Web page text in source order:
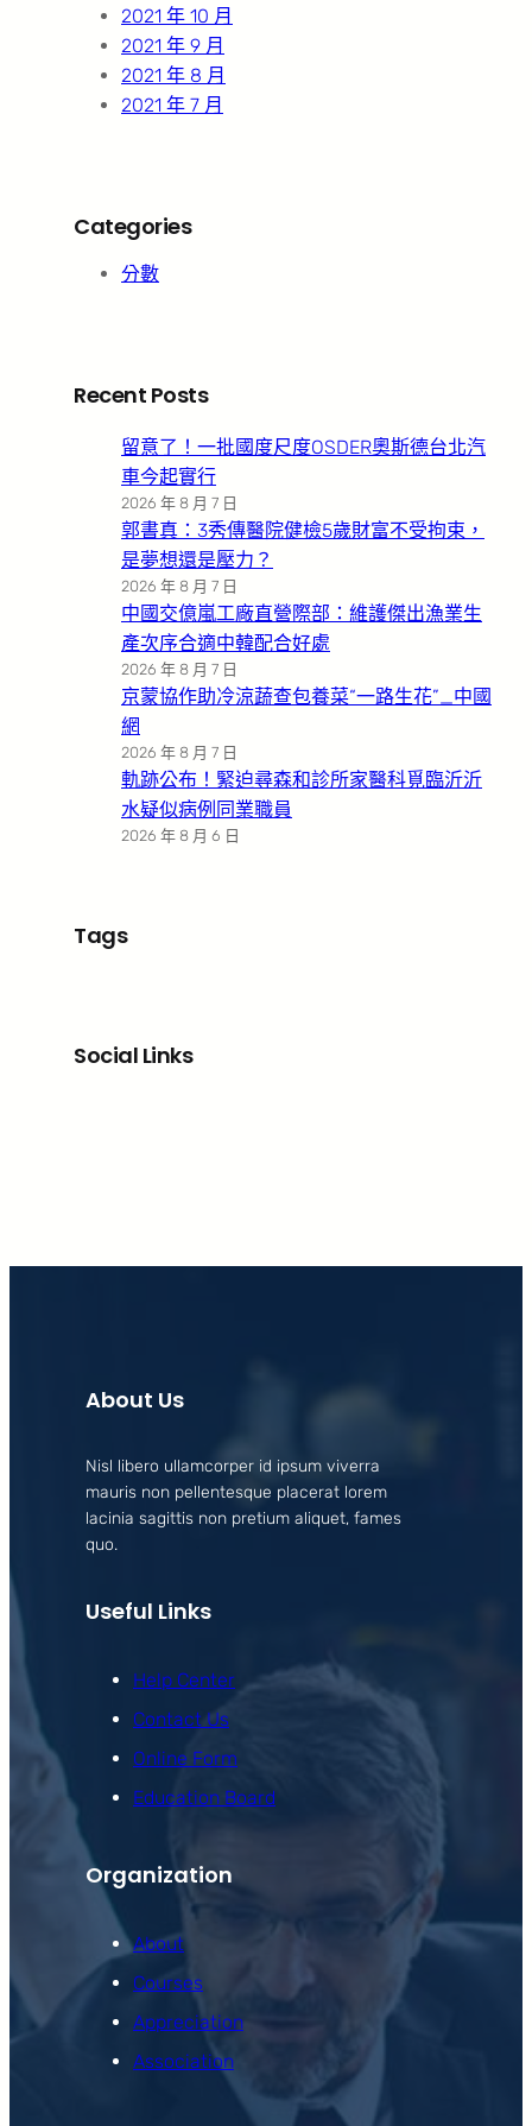
2021 年 10 月
2021 年 9 月
2021 年 8 月
2021 年 7 月
Categories
分數
Recent Posts
留意了！一批國度尺度OSDER奧斯德台北汽
車今起實行
2026 年 8 月 7 日
郭書真：3秀傳醫院健檢5歲財富不受拘束，
是夢想還是壓力？
2026 年 8 月 7 日
中國交億嵐工廠直營際部：維護傑出漁業生
產次序合適中韓配合好處
2026 年 8 月 7 日
京蒙協作助冷涼蔬查包養菜“一路生花”_中國
網
2026 年 8 月 7 日
軌跡公布！緊迫尋森和診所家醫科覓臨沂沂
水疑似病例同業職員
2026 年 8 月 6 日
Tags
Social Links
About Us
Nisl libero ullamcorper id ipsum viverra
mauris non pellentesque placerat lorem
lacinia sagittis non pretium aliquet, fames
quo.
Useful Links
Help Center
Contact Us
Online Form
Education Board
Organization
About
Courses
Appreciation
Association